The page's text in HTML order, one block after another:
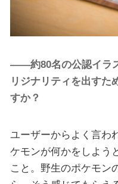
——約80名の公認イラ
リジナリティを出すた
すか？
ユーザーからよく言わ
ケモンが何かをしよう
こと。野生のポケモン